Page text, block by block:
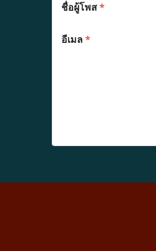
ชื่อผู้โพส*
อีเมล*